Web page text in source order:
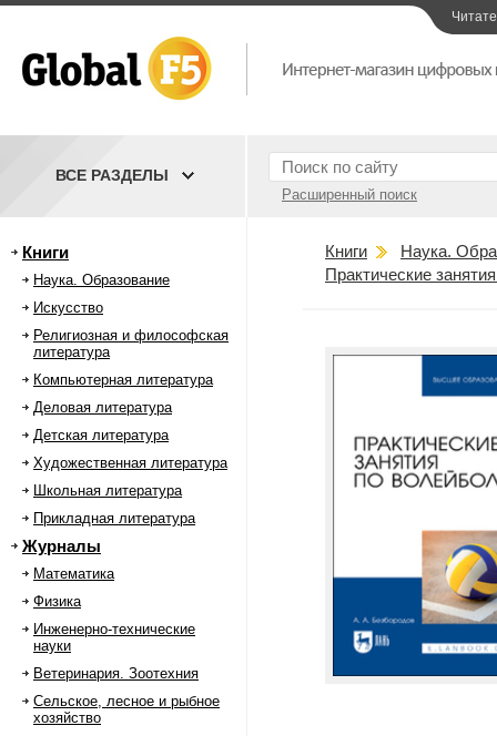
Расширенный поиск
ВСЕ РАЗДЕЛЫ
Книги
Наука. Образование
Искусство
Религиозная и философская
литература
Компьютерная литература
Деловая литература
Детская литература
Художественная литература
Школьная литература
Прикладная литература
Журналы
Математика
Физика
Инженерно-технические
науки
Ветеринария. Зоотехния
Сельское, лесное и рыбное
хозяйство
Книги
Наука.
Практические